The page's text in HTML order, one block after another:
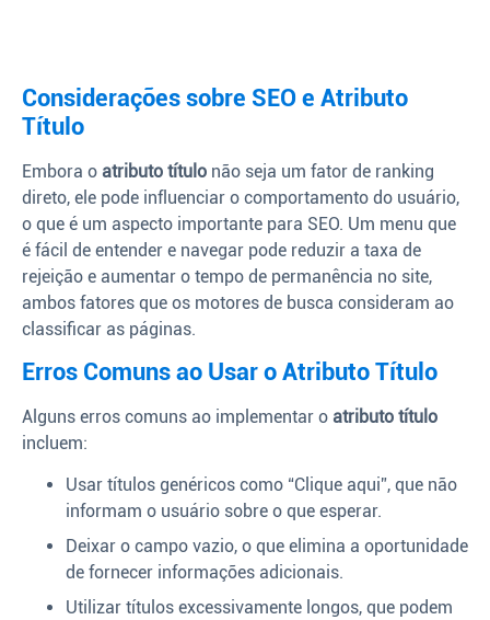
Considerações sobre SEO e Atributo
Título
Embora o atributo título não seja um fator de ranking
direto, ele pode influenciar o comportamento do usuário,
o que é um aspecto importante para SEO. Um menu que
é fácil de entender e navegar pode reduzir a taxa de
rejeição e aumentar o tempo de permanência no site,
ambos fatores que os motores de busca consideram ao
classificar as páginas.
Erros Comuns ao Usar o Atributo Título
Alguns erros comuns ao implementar o atributo título
incluem:
Usar títulos genéricos como “Clique aqui”, que não
informam o usuário sobre o que esperar.
Deixar o campo vazio, o que elimina a oportunidade
de fornecer informações adicionais.
Utilizar títulos excessivamente longos, que podem